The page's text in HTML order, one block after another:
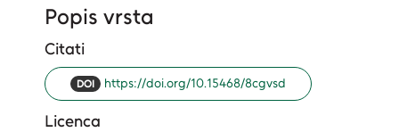
Popis vrsta
Citati
DOI https://doi.org/10.15468/8cgvsd
Licenca